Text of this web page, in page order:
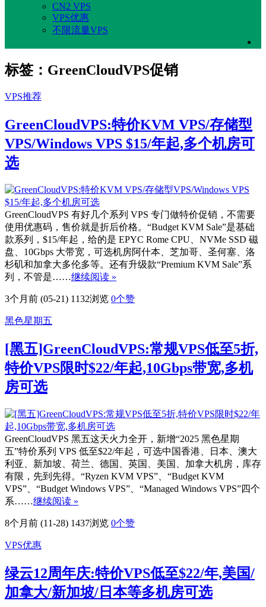
CN2 VPS
VPS优惠
不限流量VPS
标签：GreenCloudVPS促销
VPS推荐
GreenCloudVPS:特价KVM VPS/存储型
VPS/Windows VPS $15/年起,多个机房可
选
GreenCloudVPS 有好几个系列 VPS 专门做特价促销，不需要
使用优惠码，售价就是折后价格。“Budget KVM Sale”是基础
款系列，$15/年起，给的是 EPYC Rome CPU、NVMe SSD 磁
盘、10Gbps 大带宽，可选机房阿什本、芝加哥、圣何塞、洛
杉矶和加拿大多伦多等。还有升级款“Premium KVM Sale”系
列，不管是……继续阅读 »
3个月前 (05-21) 1132浏览 0个赞
黑色星期五
[黑五]GreenCloudVPS:常规VPS低至5折,
特价VPS限时$22/年起,10Gbps带宽,多机
房可选
GreenCloudVPS 黑五这天火力全开，新增“2025 黑色星期
五”特价系列 VPS 低至$22/年起，可选中国香港、日本、澳大
利亚、新加坡、荷兰、德国、英国、美国、加拿大机房，库存
有限，先到先得。“Ryzen KVM VPS”、“Budget KVM
VPS”、“Budget Windows VPS”、“Managed Windows VPS”四个
系……继续阅读 »
8个月前 (11-28) 1437浏览 0个赞
VPS优惠
绿云12周年庆:特价VPS低至$22/年,美国/
加拿大/新加坡/日本等多机房可选